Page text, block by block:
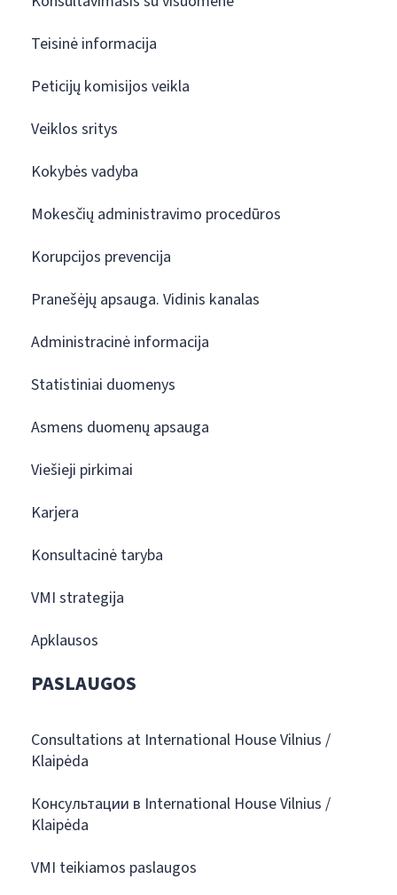
Teisinė informacija
Peticijų komisijos veikla
Veiklos sritys
Kokybės vadyba
Mokesčių administravimo procedūros
Korupcijos prevencija
Pranešėjų apsauga. Vidinis kanalas
Administracinė informacija
Statistiniai duomenys
Asmens duomenų apsauga
Viešieji pirkimai
Karjera
Konsultacinė taryba
VMI strategija
Apklausos
PASLAUGOS
Consultations at International House Vilnius /
Klaipėda
Консультации в International House Vilnius /
Klaipėda
VMI teikiamos paslaugos